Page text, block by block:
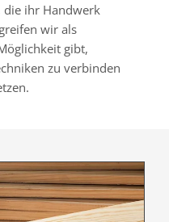
die ihr Handwerk
wir als
gibt,
zu verbinden